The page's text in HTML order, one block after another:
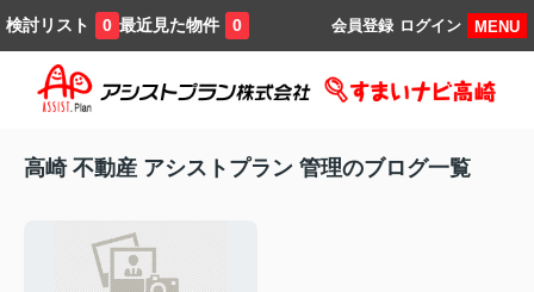
検討リスト 0 最近見た物件 0 MENU
ログイン
会員登録
高崎 不動産 アシストプラン 管理のブログ一覧